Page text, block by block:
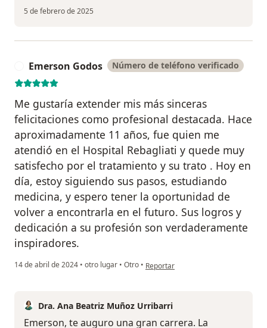
5 de febrero de 2025
Emerson Godos Número de teléfono verificado
Me gustaría extender mis más sinceras
felicitaciones como profesional destacada. Hace
aproximadamente 11 años, fue quien me
atendió en el Hospital Rebagliati y quede muy
satisfecho por el tratamiento y su trato . Hoy en
día, estoy siguiendo sus pasos, estudiando
medicina, y espero tener la oportunidad de
volver a encontrarla en el futuro. Sus logros y
dedicación a su profesión son verdaderamente
inspiradores.
14 de abril de 2024 • otro lugar • Otro • en opinión del usuario Emerson
Reportar
Dra. Ana Beatriz Muñoz Urribarri
Emerson, te auguro una gran carrera. La